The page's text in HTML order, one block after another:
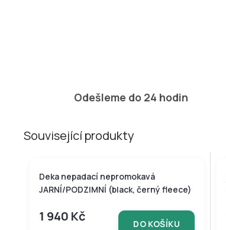
Odešleme do 24 hodin
Související produkty
Tip
Deka nepadací nepromokavá
JARNÍ/PODZIMNÍ (black, černý fleece)
1 940 Kč DO KOŠÍKU